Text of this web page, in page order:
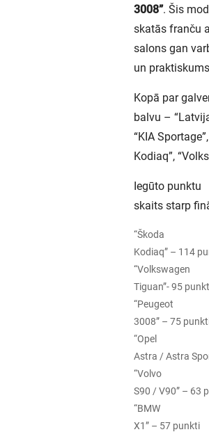
3008”. Šis
skatās franču
salons gan
un
Kopā par
balvu –
“KIA
Kodiaq”,
Iegūto punktu
skaits starp
“Škoda
Kodiaq” – 114
“Volkswagen
Tiguan”- 95
“Peugeot
3008” – 75
“Opel
Astra / Astra
“Volvo
S90 / V90” – 63
“BMW
X1” – 57 punkti